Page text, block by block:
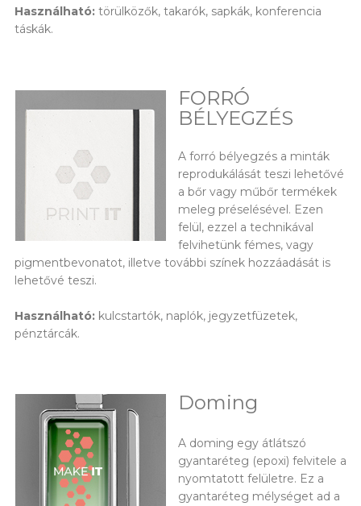
Használható:törülközők, takarók, sapkák, konferencia
táskák.
FORRÓ
BÉLYEGZÉS
A forró bélyegzés a minták
reprodukálását teszi lehetővé
a bőr vagy műbőr termékek
meleg préselésével. Ezen
felül, ezzel a technikával
felvihetünk fémes, vagy
pigmentbevonatot, illetve további színek hozzáadását is
lehetővé teszi.
Használható:kulcstartók, naplók, jegyzetfüzetek,
pénztárcák.
Doming
A doming egy átlátszó
gyantaréteg (epoxi) felvitele a
nyomtatott felületre. Ez a
gyantaréteg mélységet ad a